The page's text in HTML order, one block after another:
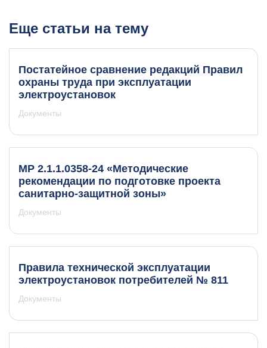
Еще статьи на тему
Постатейное сравнение редакций Правил
охраны труда при эксплуатации
электроустановок
Документы
МР 2.1.1.0358-24 «Методические
рекомендации по подготовке проекта
санитарно-защитной зоны»
Документы
Правила технической эксплуатации
электроустановок потребителей № 811
Документы